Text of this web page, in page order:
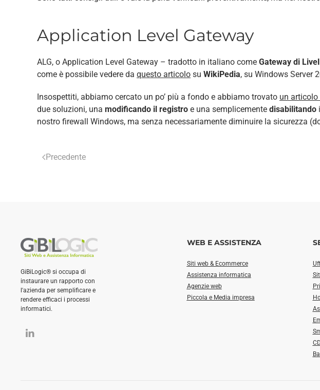
Application Level Gateway
ALG, o Application Level Gateway – tradotto in italiano come Gateway di
come è possibile vedere da questo articolo su WikiPedia, su Windows Server
Insospettiti, abbiamo cercato un po’ più a fondo e abbiamo trovato un articolo
due soluzioni, una modificando il registro e una semplicemente disabilitando
nostro firewall Windows, ma senza necessariamente diminuire la sicurezza
Precedente
GiBiLogic® si occupa di
instaurare un rapporto con
l'azienda per semplificare e
rendere efficaci i processi
informatici.
WEB E ASSISTENZA
Siti web & Ecommerce
Assistenza informatica
Agenzie web
Piccola e Media impresa